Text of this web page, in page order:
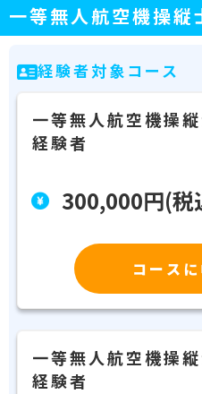
一等無人航空機操縦
経験者対象コース
一等無人航空機操
経験者
300,000円(税
コース
一等無人航空機操
経験者